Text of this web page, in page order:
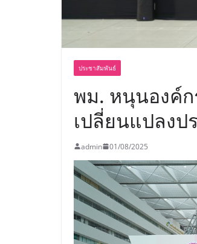
ประชาสัมพันธ์
พม. หนุนองค์
เปลี่ยนแปลงป
admin 01/08/2025